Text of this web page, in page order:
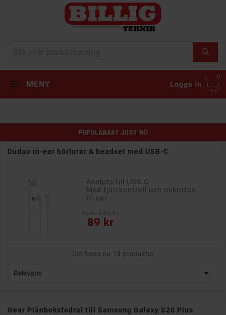
MENY Logga in
0
POPULÄRAST JUST NU
Dudao in-ear hörlurar & headset med USB-C
- Ansluts till USB-C
- Med fjärrkontroll och mikrofon
- In-ear
89 kr
Pris
Det finns nu 18 produkter
Relevans 
Gear Plånboksfodral till Samsung Galaxy S20 Plus